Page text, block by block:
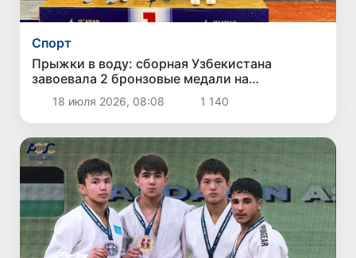
Спорт
Прыжки в воду: сборная Узбекистана
завоевала 2 бронзовые медали на
юношеском чемпионате Азии
18 июля 2026, 08:08 1 140